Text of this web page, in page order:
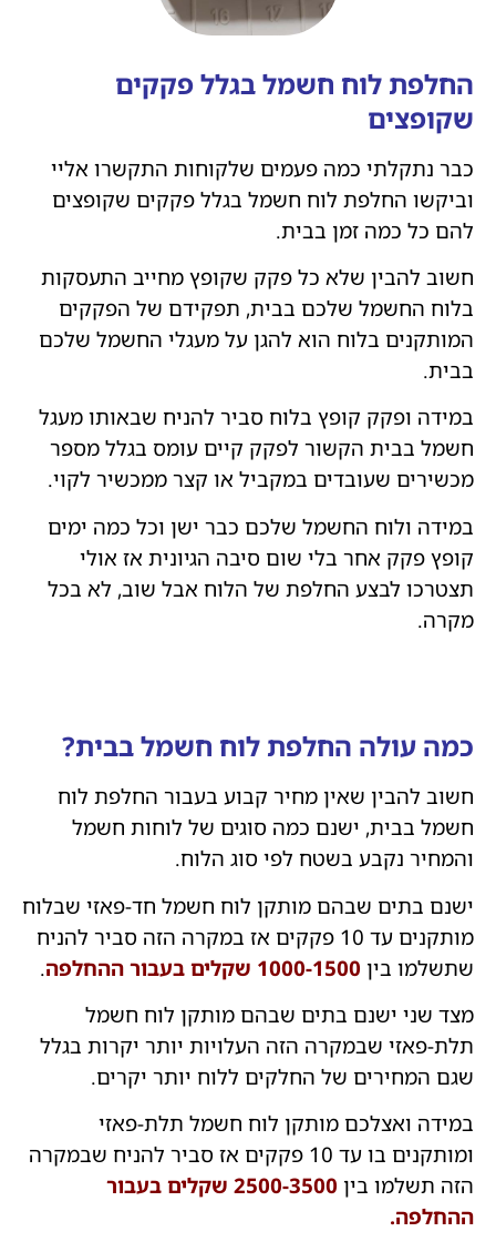
החלפת לוח חשמל בגלל פקקים
שקופצים
כבר נתקלתי כמה פעמים שלקוחות התקשרו אליי
וביקשו החלפת לוח חשמל בגלל פקקים שקופצים
להם כל כמה זמן בבית.
חשוב להבין שלא כל פקק שקופץ מחייב התעסקות
בלוח החשמל שלכם בבית, תפקידם של הפקקים
המותקנים בלוח הוא להגן על מעגלי החשמל שלכם
בבית.
במידה ופקק קופץ בלוח סביר להניח שבאותו מעגל
חשמל בבית הקשור לפקק קיים עומס בגלל מספר
מכשירים שעובדים במקביל או קצר ממכשיר לקוי.
במידה ולוח החשמל שלכם כבר ישן וכל כמה ימים
קופץ פקק אחר בלי שום סיבה הגיונית אז אולי
תצטרכו לבצע החלפת של הלוח אבל שוב, לא בכל
מקרה.
כמה עולה החלפת לוח חשמל בבית?
חשוב להבין שאין מחיר קבוע בעבור החלפת לוח
חשמל בבית, ישנם כמה סוגים של לוחות חשמל
והמחיר נקבע בשטח לפי סוג הלוח.
ישנם בתים שבהם מותקן לוח חשמל חד-פאזי שבלוח
מותקנים עד 10 פקקים אז במקרה הזה סביר להניח
שתשלמו בין 1000-1500 שקלים בעבור ההחלפה
.
מצד שני ישנם בתים שבהם מותקן לוח חשמל
תלת-פאזי שבמקרה הזה העלויות יותר יקרות בגלל
שגם המחירים של החלקים ללוח יותר יקרים.
במידה ואצלכם מותקן לוח חשמל תלת-פאזי
ומותקנים בו עד 10 פקקים אז סביר להניח שבמקרה
הזה תשלמו בין
2500-3500 שקלים בעבור
ההחלפה.